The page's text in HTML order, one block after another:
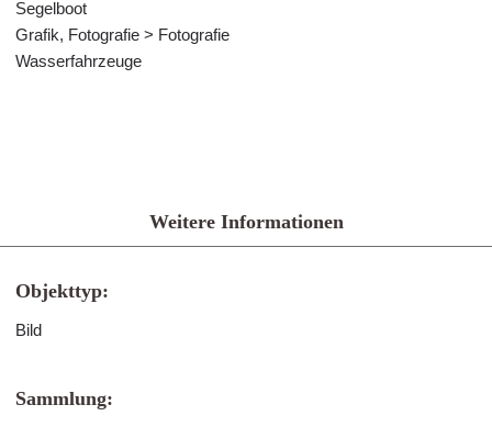
Segelboot
Grafik, Fotografie > Fotografie
Wasserfahrzeuge
Weitere Informationen
Objekttyp:
Bild
Sammlung: